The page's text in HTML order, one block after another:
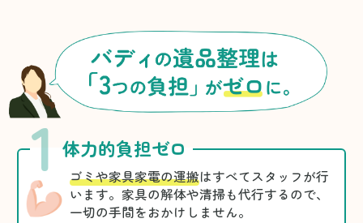
1 体力的負担ゼロ
ゴミや家具家電の運搬はすべてスタッフが行
います。家具の解体や清掃も代行するので、
一切の手間をおかけしません。